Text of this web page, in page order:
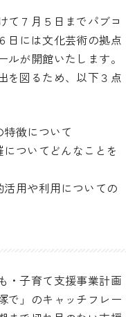
て７月５日までパブコ
日には文化芸術の拠点
が開館いたします。
を図るため、以下３点
徴について
ついてどんなことを
用や利用についての
・子育て支援事業計画
で」のキャッチフレー